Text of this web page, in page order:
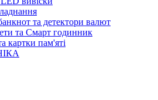
та детектори валют
та Смарт годинник
картки пам'яті